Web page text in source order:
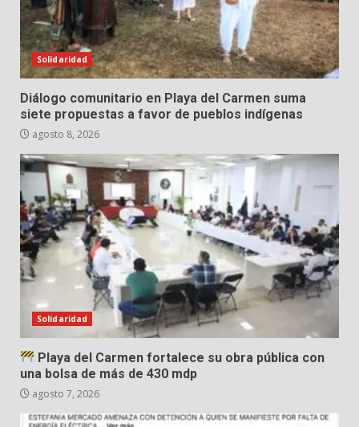
Solidaridad
Diálogo comunitario en Playa del Carmen suma
siete propuestas a favor de pueblos indígenas
agosto 8, 2026
Solidaridad
Playa del Carmen fortalece su obra pública con
una bolsa de más de 430 mdp
agosto 7, 2026